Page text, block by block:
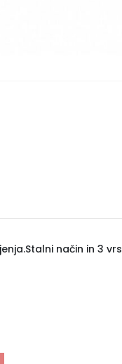
način in 3